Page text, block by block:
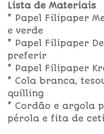
Lista de Materiais
* Papel Filipaper
e verde
* Papel Filipaper
preferir
* Papel Filipaper
* Cola branca,
quilling
* Cordão e argola
pérola e fita de